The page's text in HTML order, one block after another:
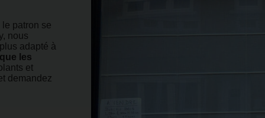
patron se
nous
adapté à
les
et
demandez